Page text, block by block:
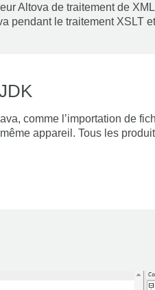
Altova de traitement de
pendant le traitement XSLT
comme l’importation de
appareil. Tous les